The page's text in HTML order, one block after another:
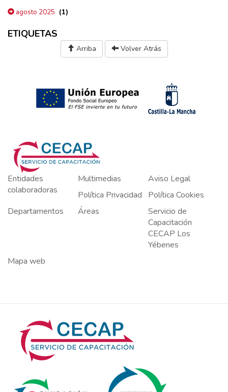
agosto 2025 (1)
ETIQUETAS
Arriba Volver Atrás
Entidades
colaboradoras
Multimedias
Aviso Legal
Política Privacidad
Política Cookies
Departamentos
Áreas
Servicio de
Capacitación
CECAP Los
Yébenes
Mapa web